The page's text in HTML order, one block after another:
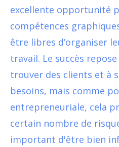
excellente opportunité
compétences
être libres d’organiser
travail. Le succès
trouver des clients et à
besoins, mais comme
entrepreneuriale, cela
certain nombre de
important d'être bien